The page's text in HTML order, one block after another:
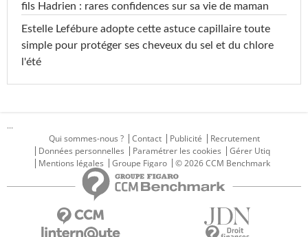
fils Hadrien : rares confidences sur sa vie de maman
Estelle Lefébure adopte cette astuce capillaire toute
simple pour protéger ses cheveux du sel et du chlore
l'été
...
Qui sommes-nous ?
Contact Publicité
Recrutement
Données personnelles
Paramétrer les cookies
Gérer Utiq
Mentions légales
Groupe Figaro © 2026 CCM Benchmark